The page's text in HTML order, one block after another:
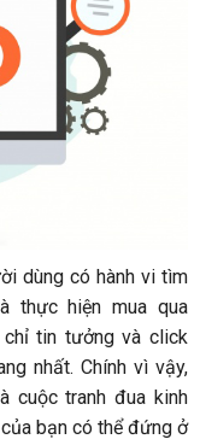
dùng có hành vi tìm
thực hiện mua qua
chỉ tin tưởng và click
nhất. Chính vì vậy,
cuộc tranh đua kinh
bạn có thể đứng ở